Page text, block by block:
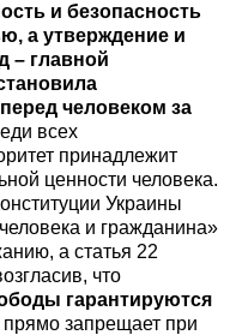
и безопасность
а утверждение и
– главной
человеком за
всех
принадлежит
ценности человека.
Украины
и гражданина»
а статья 22
что
гарантируются
прямо запрещает при